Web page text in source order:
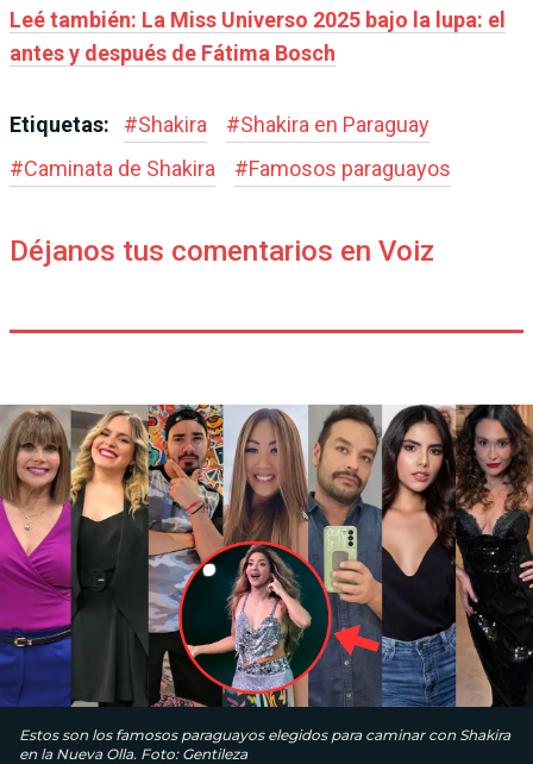
Leé también: La Miss Universo 2025 bajo la lupa: el
antes y después de Fátima Bosch
Etiquetas: #Shakira #Shakira en Paraguay
#Caminata de Shakira #Famosos paraguayos
Déjanos tus comentarios en Voiz
Estos son los famosos paraguayos elegidos para caminar con Shakira
en la Nueva Olla. Foto: Gentileza